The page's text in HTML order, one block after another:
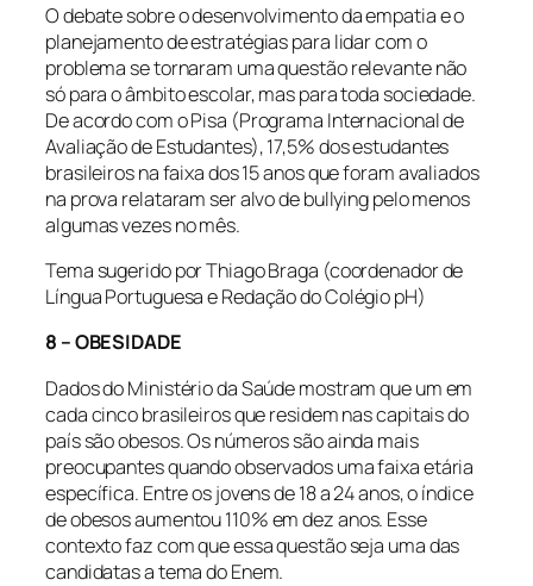
O debate sobre o desenvolvimento da empatia e o
planejamento de estratégias para lidar com o
problema se tornaram uma questão relevante não
só para o âmbito escolar, mas para toda sociedade.
De acordo com o Pisa (Programa Internacional de
Avaliação de Estudantes), 17,5% dos estudantes
brasileiros na faixa dos 15 anos que foram avaliados
na prova relataram ser alvo de bullying pelo menos
algumas vezes no mês.
Tema sugerido por Thiago Braga (coordenador de
Língua Portuguesa e Redação do Colégio pH)
8 – OBESIDADE
Dados do Ministério da Saúde mostram que um em
cada cinco brasileiros que residem nas capitais do
país são obesos. Os números são ainda mais
preocupantes quando observados uma faixa etária
específica. Entre os jovens de 18 a 24 anos, o índice
de obesos aumentou 110% em dez anos. Esse
contexto faz com que essa questão seja uma das
candidatas a tema do Enem.